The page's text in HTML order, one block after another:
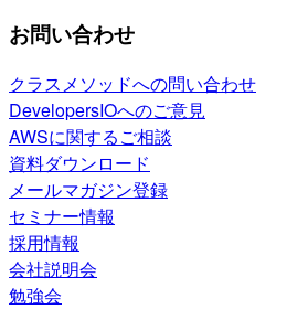
お問い合わせ
クラスメソッドへの問い合わせ
DevelopersIOへのご意見
AWSに関するご相談
資料ダウンロード
メールマガジン登録
セミナー情報
採用情報
会社説明会
勉強会